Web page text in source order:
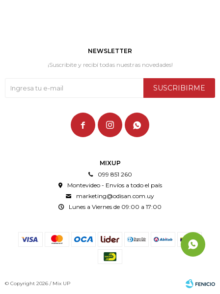
MIXUP
099 851 260
Montevideo - Envíos a todo el país
marketing@odisan.com.uy
Lunes a Viernes de 09:00 a 17:00
NEWSLETTER
¡Suscribite y recibí todas nuestras novedades!
SUSCRIBIRME
  
© Copyright 2026 / Mix UP